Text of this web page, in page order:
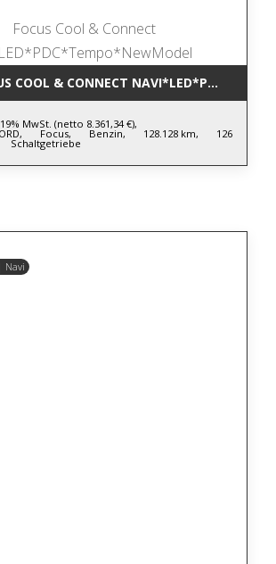
COOL & CONNECT
MwSt. (netto 8.361,34 €),
Focus, Benzin, 128.128 km, 126
Schaltgetriebe
Navi